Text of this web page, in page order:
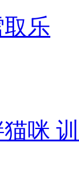
乐
咪